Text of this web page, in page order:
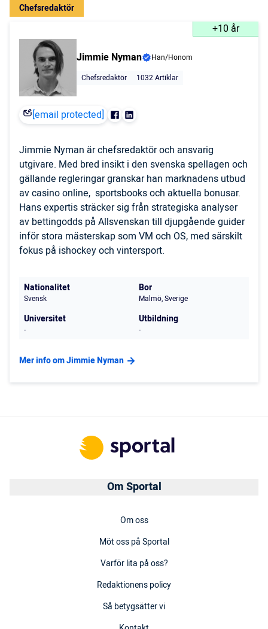
Chefsredaktör
+10 år
Jimmie Nyman
Han/Honom
Chefsredaktör
1032 Artiklar
[email protected]
Jimmie Nyman är chefsredaktör och ansvarig
utgivare. Med bred insikt i den svenska spellagen och
gällande regleringar granskar han marknadens utbud
av casino online, sportsbooks och aktuella bonusar.
Hans expertis sträcker sig från strategiska analyser
av bettingodds på Allsvenskan till djupgående guider
inför stora mästerskap som VM och OS, med särskilt
fokus på ishockey och vintersport.
Nationalitet
Svensk
Bor
Malmö, Sverige
Universitet
-
Utbildning
-
Mer info om Jimmie Nyman
Om Sportal
Om oss
Möt oss på Sportal
Varför lita på oss?
Redaktionens policy
Så betygsätter vi